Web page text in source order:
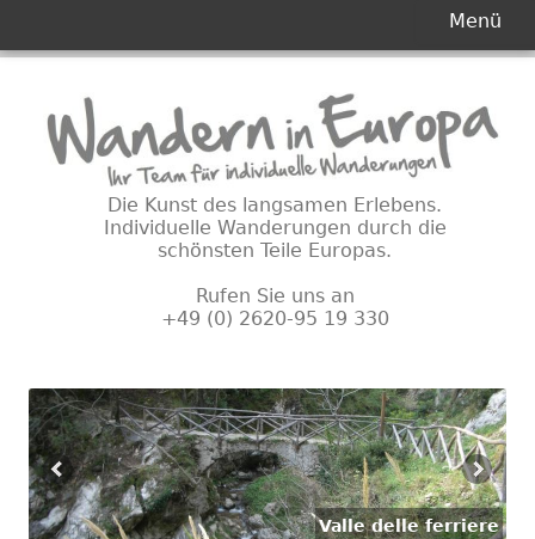
Inhalt
Die Kunst des langsamen Erlebens.
Individuelle Wanderungen durch die
schönsten Teile Europas.
Rufen Sie uns an
+49 (0) 2620-95 19 330
Menü
Valle delle ferriere